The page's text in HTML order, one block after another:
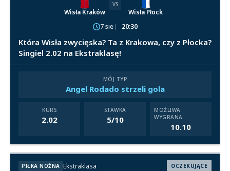
Wisła Kraków
VS
Wisła Płock
7 sie
20:30
Która Wisła zwycięska? Ta z Krakowa, czy z Płocka?
Singiel 2.02 na Ekstraklasę!
MÓJ TYP
Angel Rodado strzeli gola
KURS
2.02
STAWKA
5/10
MOŻLIWA
WYGRANA
10.10
PIŁKA NOŻNA Ekstraklasa OCZEKUJĄCE